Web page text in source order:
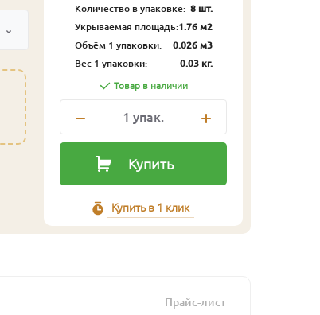
Количество в упаковке: 8 шт.
Укрываемая площадь:1.76 м2
Объём 1 упаковки:
0.026 м3
Вес 1 упаковки:
0.03 кг.
Товар в наличии
1 упак.
Купить
Купить в 1 клик
Прайс-лист